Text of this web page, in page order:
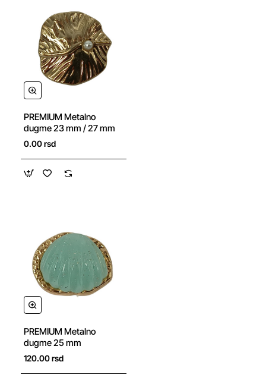
PREMIUM Metalno
dugme 23 mm / 27 mm
0.00 rsd
PREMIUM Metalno
dugme 25 mm
120.00 rsd